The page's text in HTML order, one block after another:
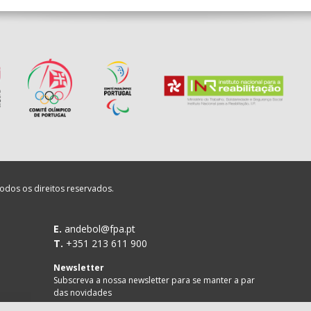
AD ACADEMIA ANDEBOL
/OBO Bettermann _ - _ SL BENFICA
ANDEBOL
/Lusíadas Saude
Bondalti
os direitos reservados.
E. andebol@fpa.pt
T. +351 213 611 900
Newsletter
Subscreva a nossa newsletter para se manter a par
das novidades